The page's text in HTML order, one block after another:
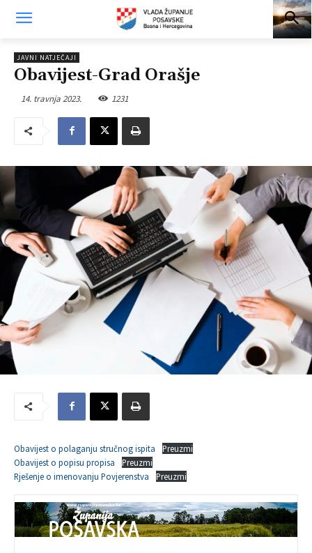
JAVNI NATJEČAJI
Obavijest-Grad Orašje
14. travnja 2023. 1231
Obavijest o polaganju stručnog ispita
Preuzmi
Obavijest o popisu propisa
Preuzmi
Rješenje o imenovanju Povjerenstva
Preuzmi